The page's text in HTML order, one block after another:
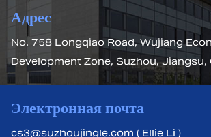
Адрес
No. 758 Longqiao Road, Wujiang
Development Zone, Suzhou, Jiangsu,
Электронная почта
cs3@suzhoujingle.com ( Ellie Li )